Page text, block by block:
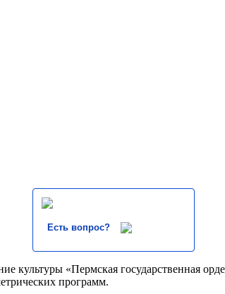
Есть вопрос?
культуры «Пермская государственная
программ.